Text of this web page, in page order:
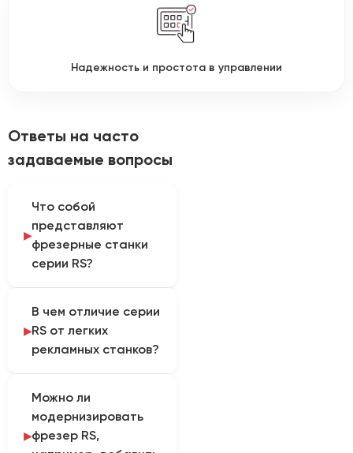
Надежность и простота в управлении
Ответы на часто
задаваемые вопросы
Что собой
представляют
фрезерные станки
серии RS?
(маркировка часто
указывает на Router
Standard/Serious или
оборудования средней
и высокой жесткости.
Они предназначены для
В чем отличие серии
RS от легких
рекламных станков?
комплектуются
усиленной рамной
станиной, профильными
Можно ли
модернизировать
фрезер RS,